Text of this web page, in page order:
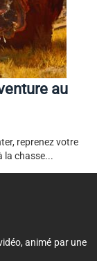
au
reprenez votre
la chasse...
animé par une